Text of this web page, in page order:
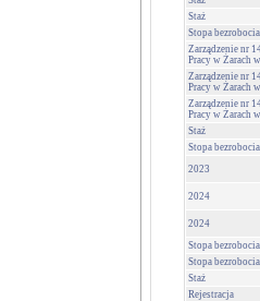
Staż
Stopa bezrobocia
Zarządzenie nr
Pracy w Żarach
Zarządzenie nr
Pracy w Żarach
Zarządzenie nr
Pracy w Żarach
Staż
Stopa bezrobocia
2023
2024
2024
Stopa bezrobocia
Stopa bezrobocia
Staż
Rejestracja